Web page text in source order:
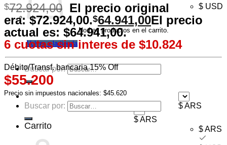
$ USD
No hay productos en el carrito.
Volver a la tienda
Buscar por:
$ ARS
$ ARS
Buscar por:
Carrito
$72.924,00 El precio original
era: $72.924,00.$64.941,00El precio
actual es: $64.941,00.
6 cuotas sin interes de $10.824
Débito/Transf. bancaria 15% Off
$55.200
Precio sin impuestos nacionales: $45.620
$ ARS